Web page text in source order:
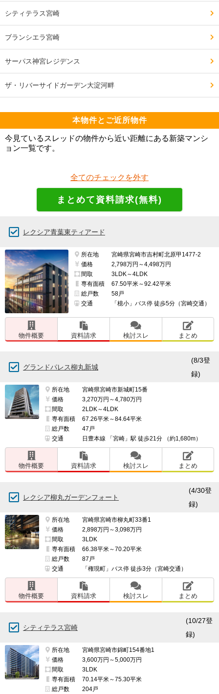
シティテラス宮崎
ブランシエラ宮崎
サーパス神宮レジデンス
ザ・リバーサイドガーデン大淀河畔
本物件とご近所物件
今見ているスレッドの物件から近い距離にある新築マンシ
ョン一覧です。
全てのチェックを外す
レクシア青葉東ティアード
所在地
宮崎県宮崎市吉村町北原甲1477-2
価格
2,798万円～4,498万円
間取
3LDK～4LDK
専有面積
67.50平米～92.42平米
総戸数
58戸
交通
「檍小」バス停 徒歩5分（宮崎交通）
物件概要 資料請求 検討スレ まとめ
グランドパレス柳丸新城
(8/3登
録)
所在地
宮崎県宮崎市新城町15番
価格
3,270万円～4,780万円
間取
2LDK～4LDK
専有面積
67.26平米～84.64平米
総戸数
47戸
交通
日豊本線 「宮崎」駅 徒歩21分 （約1,680m）
物件概要 資料請求 検討スレ まとめ
レクシア柳丸ガーデンフォート
(4/30登
録)
所在地
宮崎県宮崎市柳丸町33番1
価格
2,898万円～3,098万円
間取
3LDK
専有面積
66.38平米～70.20平米
総戸数
87戸
交通
「権現町」バス停 徒歩3分（宮崎交通）
物件概要 資料請求 検討スレ まとめ
シティテラス宮崎
(10/27登
録)
所在地
宮崎県宮崎市錦町154番地1
価格
3,600万円～5,000万円
間取
3LDK
専有面積
70.14平米～75.30平米
総戸数
204戸